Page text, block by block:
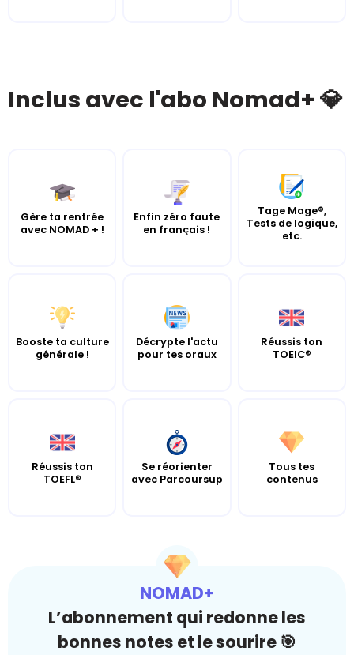
Inclus avec l'abo Nomad+ 💎
Gère ta rentrée
avec NOMAD + !
Enfin zéro faute
en français !
Tage Mage®,
Tests de logique,
etc.
Booste ta culture
générale !
Décrypte l'actu
pour tes oraux
Réussis ton
TOEIC®
Réussis ton
TOEFL®
Se réorienter
avec Parcoursup
Tous tes
contenus
NOMAD+
L’abonnement qui redonne les
bonnes notes et le sourire 🎯